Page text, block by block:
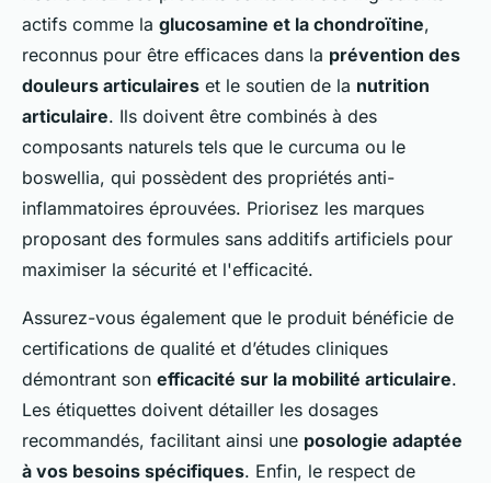
actifs comme la glucosamine et la chondroïtine,
reconnus pour être efficaces dans la prévention des
douleurs articulaires et le soutien de la nutrition
articulaire. Ils doivent être combinés à des
composants naturels tels que le curcuma ou le
boswellia, qui possèdent des propriétés anti-
inflammatoires éprouvées. Priorisez les marques
proposant des formules sans additifs artificiels pour
maximiser la sécurité et l'efficacité.
Assurez-vous également que le produit bénéficie de
certifications de qualité et d’études cliniques
démontrant son efficacité sur la mobilité articulaire.
Les étiquettes doivent détailler les dosages
recommandés, facilitant ainsi une posologie adaptée
à vos besoins spécifiques. Enfin, le respect de